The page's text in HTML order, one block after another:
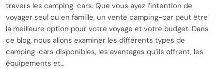
travers les camping-cars. Que vous ayez l’intention de
voyager seul ou en famille, un vente camping-car peut être
la meilleure option pour votre voyage et votre budget. Dans
ce blog, nous allons examiner les différents types de
camping-cars disponibles, les avantages qu’ils offrent, les
équipements et…